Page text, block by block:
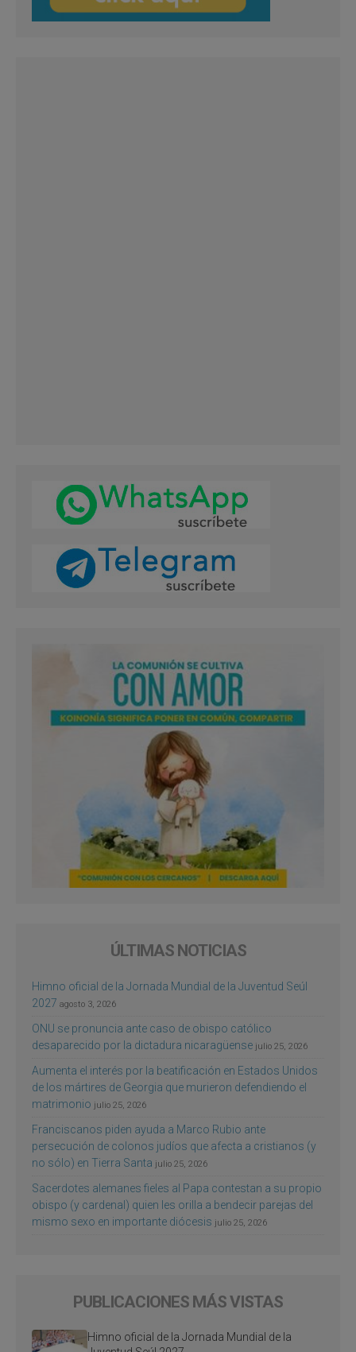
ÚLTIMAS NOTICIAS
Himno oficial de la Jornada Mundial de la Juventud Seúl
2027 agosto 3, 2026
ONU se pronuncia ante caso de obispo católico
desaparecido por la dictadura nicaragüense julio 25, 2026
Aumenta el interés por la beatificación en Estados Unidos
de los mártires de Georgia que murieron defendiendo el
matrimonio julio 25, 2026
Franciscanos piden ayuda a Marco Rubio ante
persecución de colonos judíos que afecta a cristianos (y
no sólo) en Tierra Santa julio 25, 2026
Sacerdotes alemanes fieles al Papa contestan a su propio
obispo (y cardenal) quien les orilla a bendecir parejas del
mismo sexo en importante diócesis julio 25, 2026
PUBLICACIONES MÁS VISTAS
Himno oficial de la Jornada Mundial de la